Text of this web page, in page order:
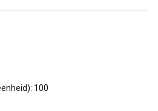
: 100